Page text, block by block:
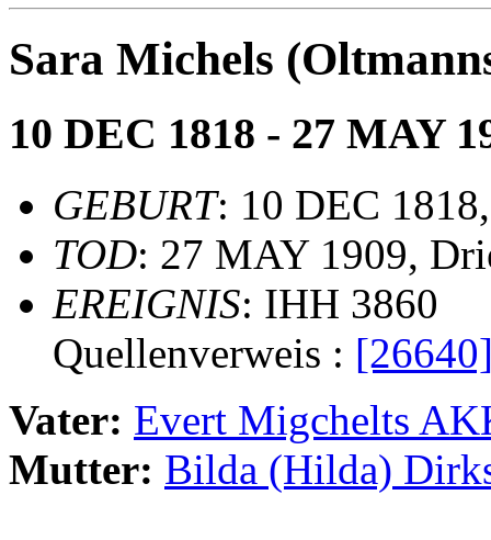
Sara Michels
10 DEC 1818 - 27 MAY
GEBURT: 10 DEC
TOD: 27 MAY 1909,
EREIGNIS: IHH 3860
Quellenverweis :
Vater: Evert Migchelts
Mutter: Bilda (Hilda)